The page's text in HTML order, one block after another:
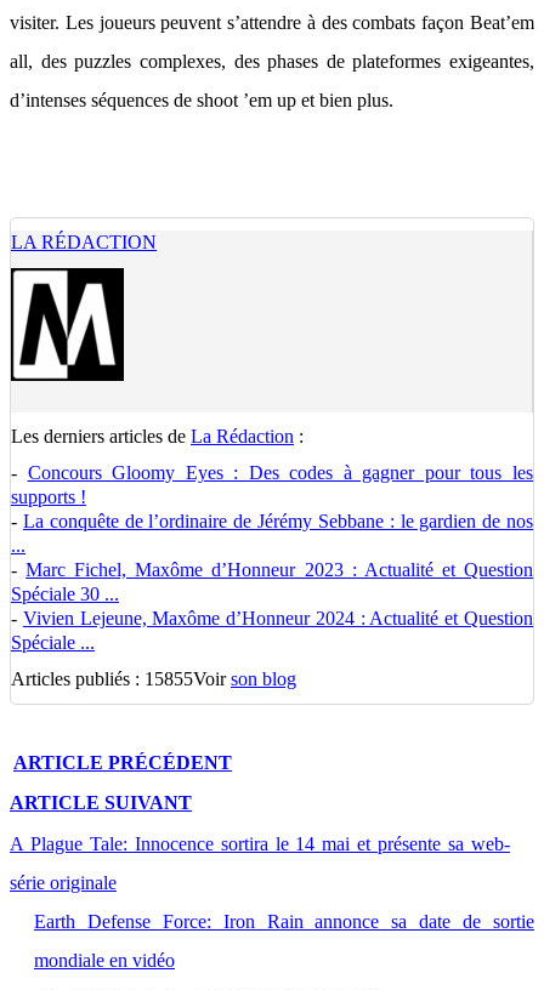
visiter. Les joueurs peuvent s’attendre à des combats façon Beat’em
all, des puzzles complexes, des phases de plateformes exigeantes,
d’intenses séquences de shoot ’em up et bien plus.
LA RÉDACTION
Les derniers articles de La Rédaction :
- Concours Gloomy Eyes : Des codes à gagner pour tous les
supports !
- La conquête de l’ordinaire de Jérémy Sebbane : le gardien de nos
...
-Marc Fichel, Maxôme d’Honneur 2023 : Actualité et Question
Spéciale 30 ...
- Vivien Lejeune, Maxôme d’Honneur 2024 : Actualité et Question
Spéciale ...
Articles publiés : 15855Voirson blog
ARTICLE PRÉCÉDENT
ARTICLE SUIVANT
A Plague Tale: Innocence sortira le 14 mai et présente sa web-
série originale
Earth Defense Force: Iron Rain annonce sa date de sortie
mondiale en vidéo